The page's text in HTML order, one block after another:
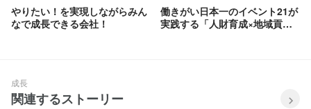
やりたい！を実現しながらみん
なで成長できる会社！
働きがい日本一のイベント21が
実践する「人財育成×地域貢
成長
関連するストーリー